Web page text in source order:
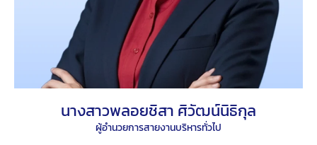
นางสาวพลอยชิสา ศิวัฒน์นิธิกุล
ผู้อำนวยการสายงานบริหารทั่วไป